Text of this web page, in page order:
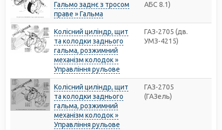
Гальмо заднє з тросом
праве » Гальма
АБС 8.1)
Колісний циліндр, щит
та колодки заднього
гальма, розжимний
механізм колодок »
Управління рульове
ГАЗ-2705 (дв.
УМЗ-4215)
Колісний циліндр, щит
та колодки заднього
гальма, розжимний
механізм колодок »
Управління рульове
ГАЗ-2705
(ГАЗель)